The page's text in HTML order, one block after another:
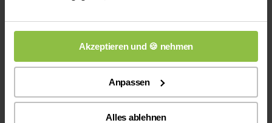
Akzeptieren und 🍪 nehmen
Anpassen
Alles ablehnen